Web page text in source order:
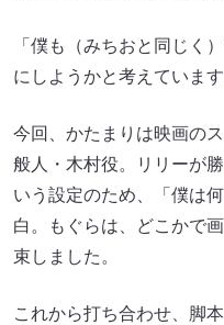
「僕も（みちおと同じく
にしようかと考えています
今回、かたまりは映画の
般人・木村役。リリーが
いう設定のため、「僕は
白。もぐらは、どこかで
束しました。
これから打ち合わせ、脚